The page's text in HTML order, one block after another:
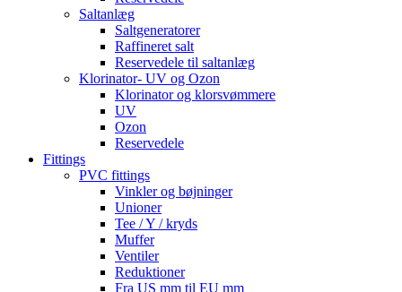
Saltanlæg
Saltgeneratorer
Raffineret salt
Reservedele til saltanlæg
Klorinator- UV og Ozon
Klorinator og klorsvømmere
UV
Ozon
Reservedele
Fittings
PVC fittings
Vinkler og bøjninger
Unioner
Tee / Y / kryds
Muffer
Ventiler
Reduktioner
Fra US mm til EU mm